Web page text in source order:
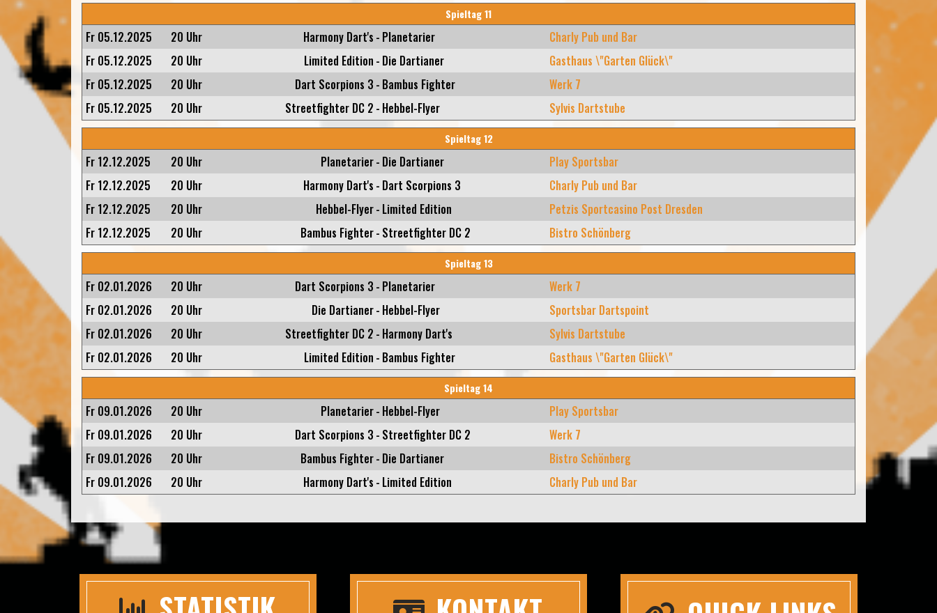
Spieltag 11
Fr 05.12.2025 20 Uhr Harmony Dart's - Planetarier
Charly Pub und Bar
Fr 05.12.2025
20 Uhr Limited Edition - Die Dartianer
Gasthaus \"Garten Glück\"
Fr 05.12.2025
20 Uhr Dart Scorpions 3 - Bambus Fighter
Werk 7
Fr 05.12.2025
20 Uhr Streetfighter DC 2 - Hebbel-Flyer Sylvis Dartstube
Spieltag 12
Fr 12.12.2025 20 Uhr Planetarier- Die Dartianer
Play Sportsbar
Fr 12.12.2025
20 Uhr Harmony Dart's - Dart Scorpions 3
Charly Pub und Bar
Fr 12.12.2025
20 Uhr Hebbel-Flyer- Limited Edition
Petzis Sportcasino Post Dresden
Fr 12.12.2025
20 Uhr Bambus Fighter- Streetfighter DC 2 Bistro Schönberg
Spieltag 13
Fr 02.01.2026 20 Uhr Dart Scorpions 3 - Planetarier
Werk 7
Fr 02.01.2026
20 Uhr Die Dartianer- Hebbel-Flyer
Sportsbar Dartspoint
Fr 02.01.2026
20 Uhr Streetfighter DC 2 - Harmony Dart's
Sylvis Dartstube
Fr 02.01.2026
20 Uhr Limited Edition - Bambus Fighter Gasthaus \"Garten Glück\"
Spieltag 14
Fr 09.01.2026 20 Uhr Planetarier- Hebbel-Flyer
Play Sportsbar
Fr 09.01.2026
20 Uhr Dart Scorpions 3 - Streetfighter DC 2
Werk 7
Fr 09.01.2026
20 Uhr Bambus Fighter- Die Dartianer
Bistro Schönberg
Fr 09.01.2026
20 Uhr Harmony Dart's - Limited Edition Charly Pub und Bar